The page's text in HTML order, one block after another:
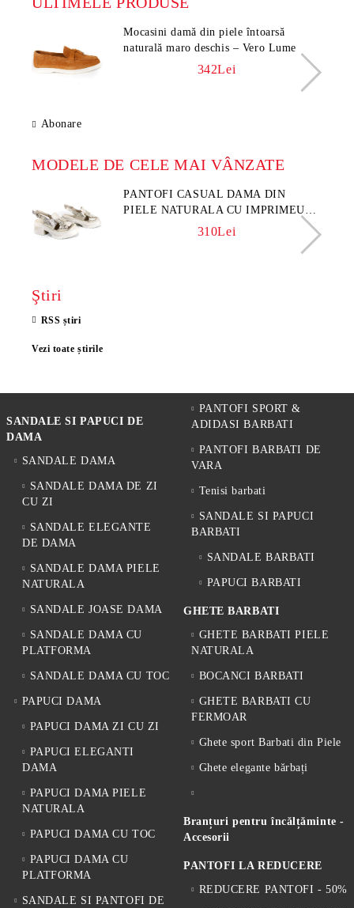
Mocasini damă din piele întoarsă
naturală maro deschis – Vero Lume
342Lei
Abonare
MODELE DE CELE MAI VÂNZATE
PANTOFI CASUAL DAMA DIN
PIELE NATURALA CU IMPRIMEU
FLORAL - MODEL LUNA
310Lei
Ştiri
RSS știri
Vezi toate știrile
SANDALE SI PAPUCI DE
DAMA
SANDALE DAMA
SANDALE DAMA DE ZI
CU ZI
SANDALE ELEGANTE
DE DAMA
SANDALE DAMA PIELE
NATURALA
SANDALE JOASE DAMA
SANDALE DAMA CU
PLATFORMA
SANDALE DAMA CU TOC
PAPUCI DAMA
PAPUCI DAMA ZI CU ZI
PAPUCI ELEGANTI
DAMA
PAPUCI DAMA PIELE
NATURALA
PAPUCI DAMA CU TOC
PAPUCI DAMA CU
PLATFORMA
SANDALE SI PANTOFI DE
PANTOFI SPORT &
ADIDASI BARBATI
PANTOFI BARBATI DE
VARA
Tenisi barbati
SANDALE SI PAPUCI
BARBATI
SANDALE BARBATI
PAPUCI BARBATI
GHETE BARBATI
GHETE BARBATI PIELE
NATURALA
BOCANCI BARBATI
GHETE BARBATI CU
FERMOAR
Ghete sport Barbati din Piele
Ghete elegante bărbați
Branțuri pentru încălțăminte -
Accesorii
PANTOFI LA REDUCERE
REDUCERE PANTOFI - 50%